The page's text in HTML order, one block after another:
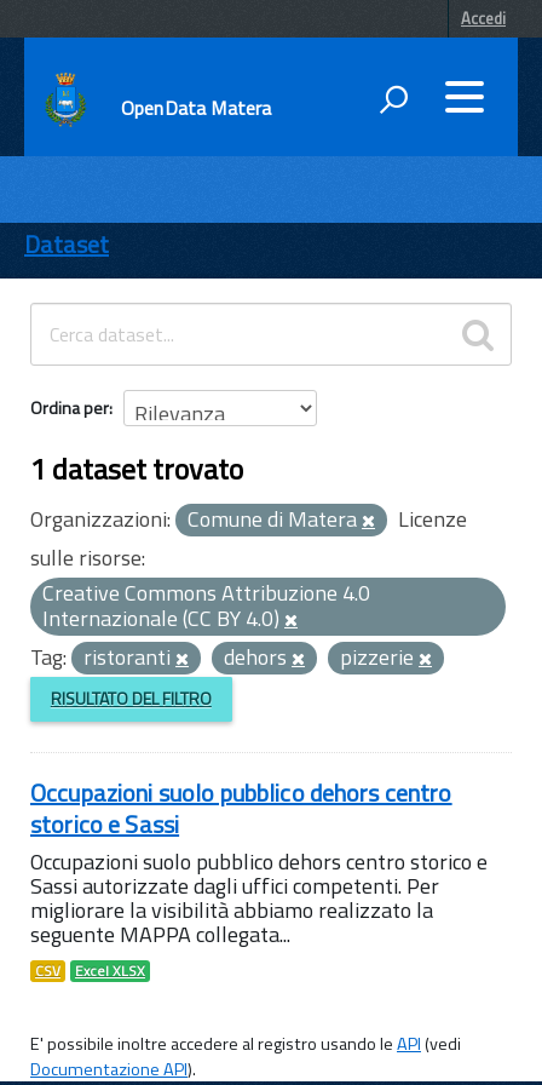
Accedi
OpenData Matera
ENTI
TEMI
INFORMAZIONI
Dataset
Ordina per
1 dataset trovato
Organizzazioni: Comune di Matera
Licenze
sulle risorse:
Creative Commons Attribuzione 4.0
Internazionale (CC BY 4.0)
Tag: ristoranti dehors pizzerie
RISULTATO DEL FILTRO
Occupazioni suolo pubblico dehors centro
storico e Sassi
Occupazioni suolo pubblico dehors centro storico e
Sassi autorizzate dagli uffici competenti. Per
migliorare la visibilità abbiamo realizzato la
seguente MAPPA collegata...
CSV Excel XLSX
E' possibile inoltre accedere al registro usando leAPI(vedi
Documentazione API).